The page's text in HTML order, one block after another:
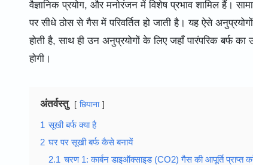
वैज्ञानिक प्रयोग, और मनोरंजन में विशेष प्रभाव शामिल हैं।
पर सीधे ठोस से गैस में परिवर्तित हो जाती है। यह ऐसे
होती है, साथ ही उन अनुप्रयोगों के लिए जहाँ पारंपरिक बर्फ
होगी।
अंतर्वस्तु छिपाना
1 सूखी बर्फ क्या है
2 घर पर सूखी बर्फ कैसे बनायें
2.1 चरण 1: कार्बन डाइऑक्साइड (CO2) गैस की आपूर्ति प्राप्त